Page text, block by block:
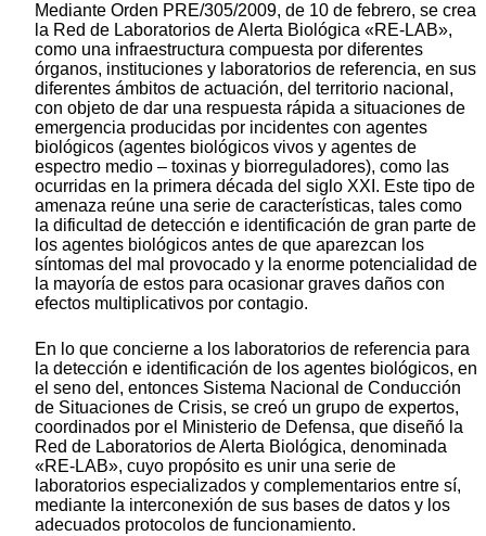
Mediante Orden PRE/305/2009, de 10 de febrero, se crea
la Red de Laboratorios de Alerta Biológica «RE-LAB»,
como una infraestructura compuesta por diferentes
órganos, instituciones y laboratorios de referencia, en sus
diferentes ámbitos de actuación, del territorio nacional,
con objeto de dar una respuesta rápida a situaciones de
emergencia producidas por incidentes con agentes
biológicos (agentes biológicos vivos y agentes de
espectro medio – toxinas y biorreguladores), como las
ocurridas en la primera década del siglo XXI. Este tipo de
amenaza reúne una serie de características, tales como
la dificultad de detección e identificación de gran parte de
los agentes biológicos antes de que aparezcan los
síntomas del mal provocado y la enorme potencialidad de
la mayoría de estos para ocasionar graves daños con
efectos multiplicativos por contagio.
En lo que concierne a los laboratorios de referencia para
la detección e identificación de los agentes biológicos, en
el seno del, entonces Sistema Nacional de Conducción
de Situaciones de Crisis, se creó un grupo de expertos,
coordinados por el Ministerio de Defensa, que diseñó la
Red de Laboratorios de Alerta Biológica, denominada
«RE-LAB», cuyo propósito es unir una serie de
laboratorios especializados y complementarios entre sí,
mediante la interconexión de sus bases de datos y los
adecuados protocolos de funcionamiento.